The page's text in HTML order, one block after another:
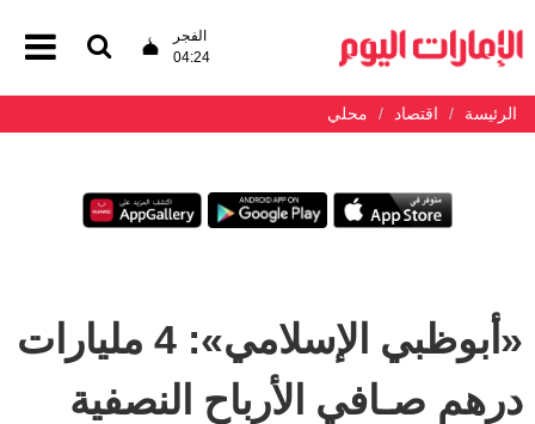
الفجر
04:24
الرئيسة اقتصاد محلي
«أبوظبي الإسلامي»: 4 مليارات
درهم صـافي الأرباح النصفية